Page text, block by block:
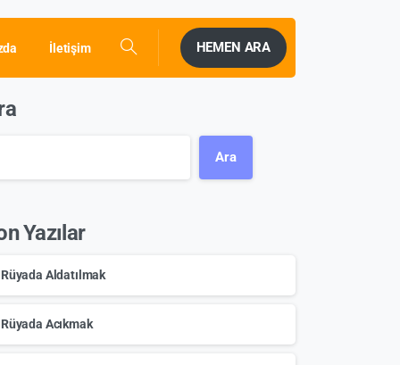
İletişim HEMEN ARA
Ara
Yazılar
Rüyada Aldatılmak
Rüyada Acıkmak